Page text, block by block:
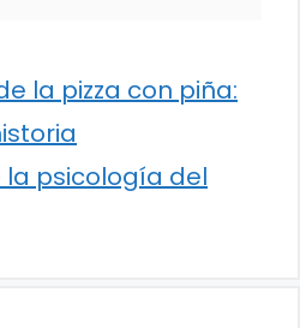
la pizza con piña:
la psicología del